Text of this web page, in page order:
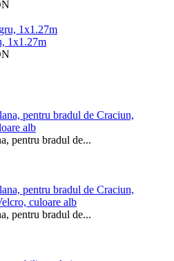
1x1.27m
pentru bradul de...
pentru bradul de...